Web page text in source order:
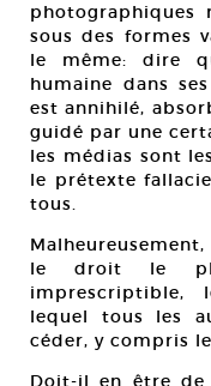
photographiques
sous des formes
le même: dire
humaine dans
est annihilé,
guidé par une
les médias sont
le prétexte
tous.
le droit le
imprescriptible,
lequel tous les
céder, y compris
Doit-il en être de